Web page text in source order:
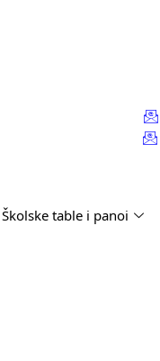
Školske table i panoi